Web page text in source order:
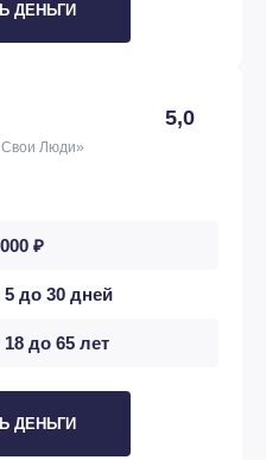
ДЕНЬГИ
5,0
Люди»
₽
5 до 30 дней
18 до 65 лет
ДЕНЬГИ